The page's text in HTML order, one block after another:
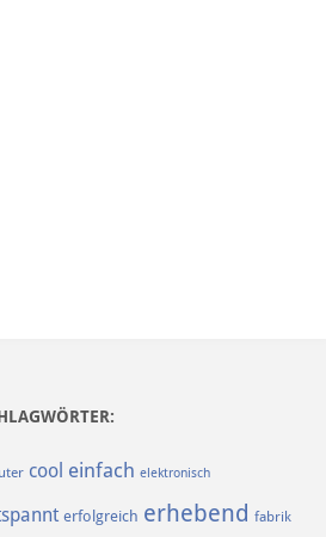
cool einfach elektronisch
erfolgreich erhebend fabrik